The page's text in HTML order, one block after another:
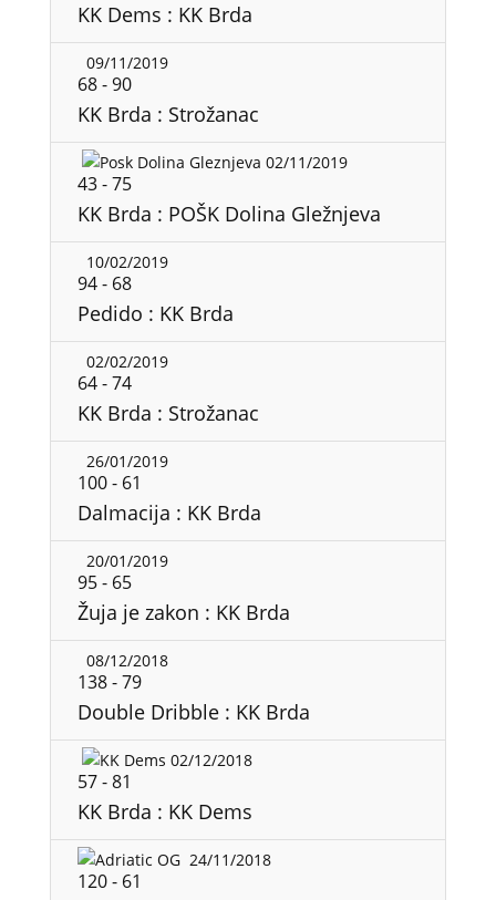
KK Dems : KK Brda
09/11/2019
68-90
KK Brda : Strožanac
02/11/2019
43-75
KK Brda : POŠK Dolina Gležnjeva
10/02/2019
94- 68
Pedido : KK Brda
02/02/2019
64-74
KK Brda : Strožanac
26/01/2019
100- 61
Dalmacija : KK Brda
20/01/2019
95- 65
Žuja je zakon : KK Brda
08/12/2018
138-79
Double Dribble : KK Brda
02/12/2018
57-81
KK Brda : KK Dems
24/11/2018
120- 61